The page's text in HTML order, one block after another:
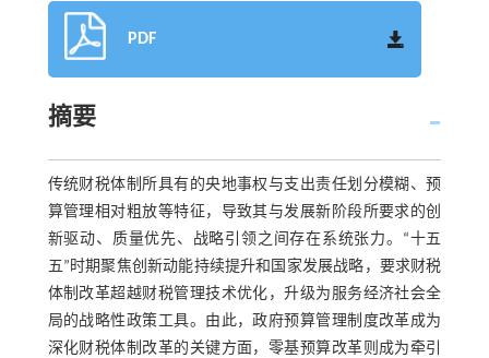
PDF
摘要
传统财税体制所具有的央地事权与支出责任划分模糊、预
算管理相对粗放等特征，导致其与发展新阶段所要求的创
新驱动、质量优先、战略引领之间存在系统张力。“十五
五”时期聚焦创新动能持续提升和国家发展战略，要求财税
体制改革超越财税管理技术优化，升级为服务经济社会全
局的战略性政策工具。由此，政府预算管理制度改革成为
深化财税体制改革的关键方面，零基预算改革则成为牵引